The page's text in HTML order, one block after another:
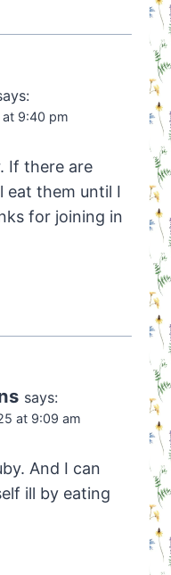
9:40 pm
If there are
eat them until I
for joining in
says:
at 9:09 am
And I can
ill by eating